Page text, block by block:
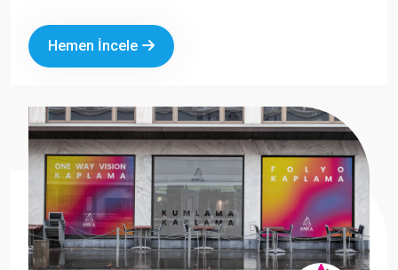
formlarda üretilen yan tabelalar; ışıklı veya ışıksız
seçenekleriyle markanızın dikkat çekmesini ve
Hemen İncele